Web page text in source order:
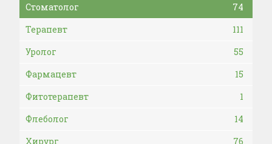
Стоматолог
74
Терапевт
111
Уролог
55
Фармацевт
15
Фитотерапевт
1
Флеболог
14
Хирург
76